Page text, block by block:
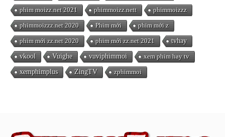
phim moizz.net 2021 phimmoizz.nett phimmoizzz
phimmoizzz.net 2020 Phim mới phim mới z
phim mới zz.net 2020 phim mới zz.net 2021 tvhay
vkool Vuighe vuviphimmoi xem phim hay tv
xemphimplus ZingTV zphimmoi